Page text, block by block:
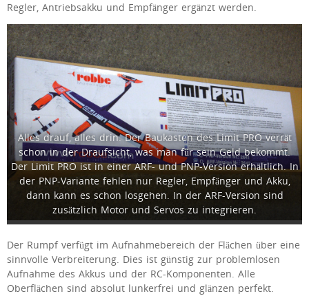
Regler, Antriebsakku und Empfänger ergänzt werden.
Alles drauf, alles drin. Der Baukasten des Limit PRO verrät
schon in der Draufsicht, was man für sein Geld bekommt.
Der Limit PRO ist in einer ARF- und PNP-Version erhältlich. In
der PNP-Variante fehlen nur Regler, Empfänger und Akku,
dann kann es schon losgehen. In der ARF-Version sind
zusätzlich Motor und Servos zu integrieren.
Der Rumpf verfügt im Aufnahmebereich der Flächen über eine
sinnvolle Verbreiterung. Dies ist günstig zur problemlosen
Aufnahme des Akkus und der RC-Komponenten. Alle
Oberflächen sind absolut lunkerfrei und glänzen perfekt.